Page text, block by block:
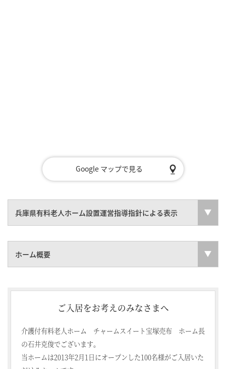
Google マップで見る
兵庫県有料老人ホーム設置運営指導指針による表示
ホーム概要
ご入居をお考えのみなさまへ
介護付有料老人ホーム チャームスイート宝塚売布 ホーム長
の石井克俊でございます。
当ホームは2013年2月1日にオープンした100名様がご入居いた